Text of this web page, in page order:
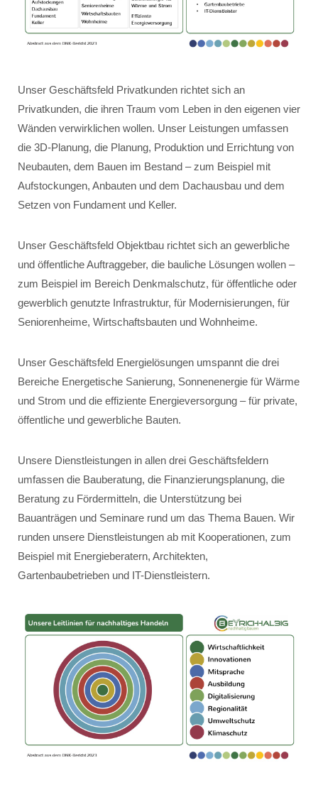
Unser Geschäftsfeld Privatkunden richtet sich an
Privatkunden, die ihren Traum vom Leben in den eigenen vier
Wänden verwirklichen wollen. Unser Leistungen umfassen
die 3D-Planung, die Planung, Produktion und Errichtung von
Neubauten, dem Bauen im Bestand – zum Beispiel mit
Aufstockungen, Anbauten und dem Dachausbau und dem
Setzen von Fundament und Keller.
Unser Geschäftsfeld Objektbau richtet sich an gewerbliche
und öffentliche Auftraggeber, die bauliche Lösungen wollen –
zum Beispiel im Bereich Denkmalschutz, für öffentliche oder
gewerblich genutzte Infrastruktur, für Modernisierungen, für
Seniorenheime, Wirtschaftsbauten und Wohnheime.
Unser Geschäftsfeld Energielösungen umspannt die drei
Bereiche Energetische Sanierung, Sonnenenergie für Wärme
und Strom und die effiziente Energieversorgung – für private,
öffentliche und gewerbliche Bauten.
Unsere Dienstleistungen in allen drei Geschäftsfeldern
umfassen die Bauberatung, die Finanzierungsplanung, die
Beratung zu Fördermitteln, die Unterstützung bei
Bauanträgen und Seminare rund um das Thema Bauen. Wir
runden unsere Dienstleistungen ab mit Kooperationen, zum
Beispiel mit Energieberatern, Architekten,
Gartenbaubetrieben und IT-Dienstleistern.